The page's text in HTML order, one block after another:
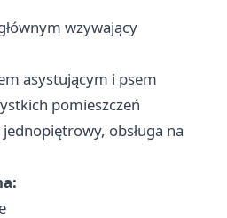
wzywający
asystującym i psem
pomieszczeń
obsługa na